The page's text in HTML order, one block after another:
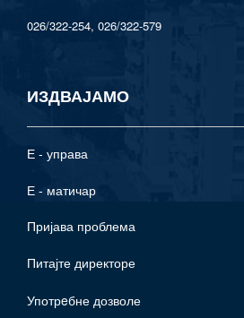
026/322-254, 026/322-579
ИЗДВАЈАМО
Е - управа
Е - матичар
Пријава проблема
Питајте директоре
Употрeбне дозволе